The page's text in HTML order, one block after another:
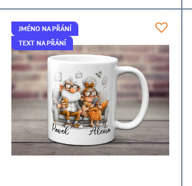
JMÉNO NA PŘÁNÍ
TEXT NA PŘÁNÍ